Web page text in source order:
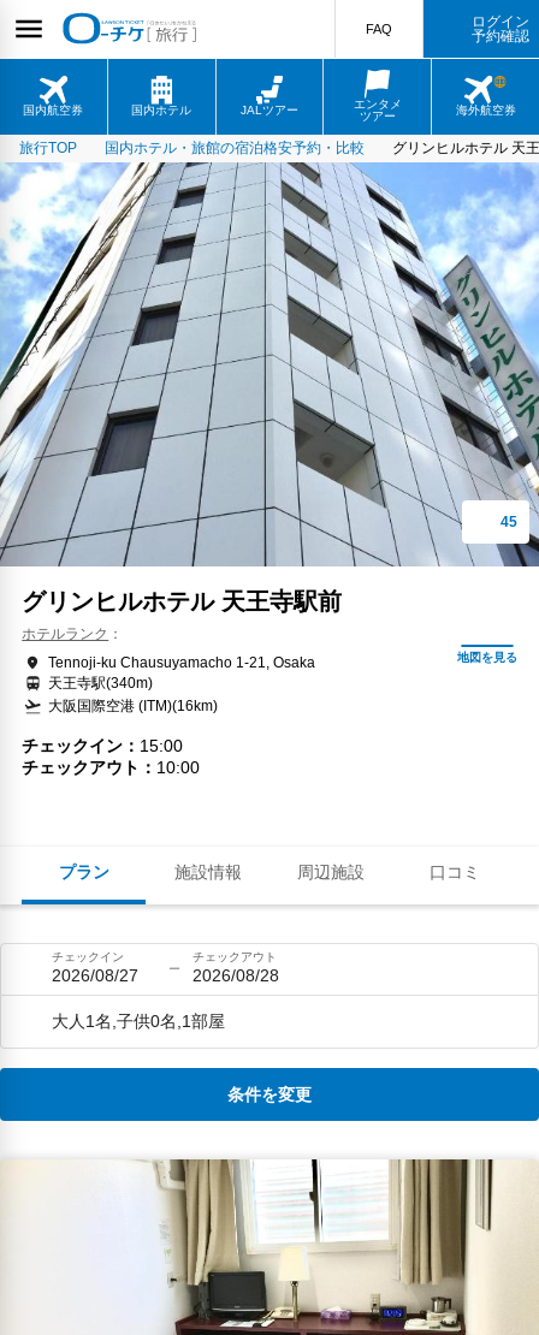
国内航空券 国内ホテル JALツアー
エンタメ
ツアー
海外航空券
FAQ
ログイン
予約確認
旅行TOP 国内ホテル・旅館の宿泊格安予約・比較 グリンヒルホテル 天
プラン 施設情報 周辺施設 口コミ
グリンヒルホテル 天王寺駅前
ホテルランク
Tennoji-ku Chausuyamacho 1-21, Osaka
天王寺駅(340m)
大阪国際空港 (ITM)(16km)
チェックイン
15:00
チェックアウト
10:00
チェックイン
2026/08/27
チェックアウト
2026/08/28
大人1名,子供0名,1部屋
条件を変更